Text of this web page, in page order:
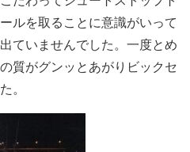
ルを取ることに意識がいって
ていませんでした。一度とめ
質がグンッとあがりビックセ
。